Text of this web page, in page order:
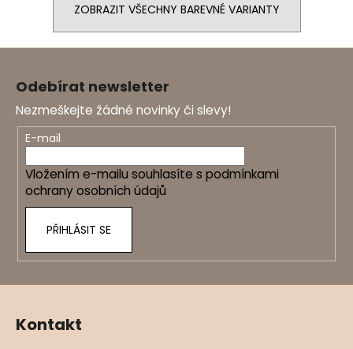
ZOBRAZIT VŠECHNY BAREVNÉ VARIANTY
Z
Odebírat newsletter
Nezmeškejte žádné novinky či slevy!
E-mail
Vložením e-mailu souhlasíte s podmínkami
ochrany osobních údajů
PŘIHLÁSIT SE
Kontakt